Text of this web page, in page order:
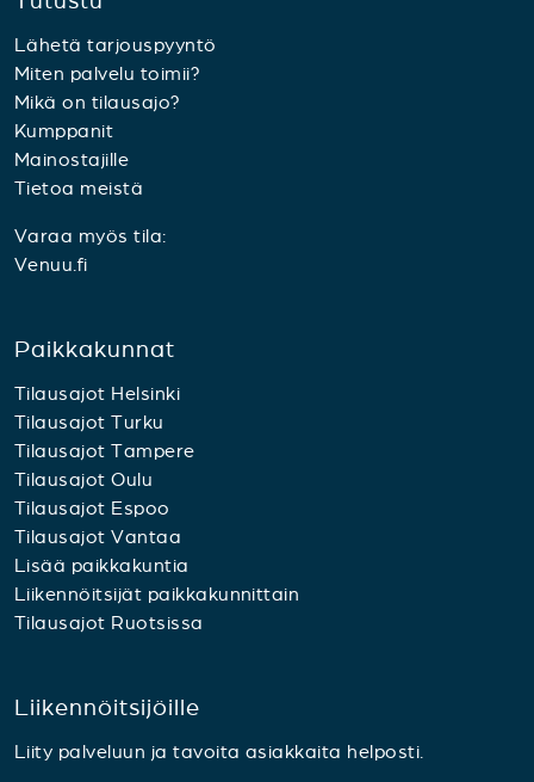
Lähetä tarjouspyyntö
Miten palvelu toimii?
Mikä on tilausajo?
Kumppanit
Mainostajille
Tietoa meistä
Varaa myös tila:
Venuu.fi
Paikkakunnat
Tilausajot Helsinki
Tilausajot Turku
Tilausajot Tampere
Tilausajot Oulu
Tilausajot Espoo
Tilausajot Vantaa
Lisää paikkakuntia
Liikennöitsijät paikkakunnittain
Tilausajot Ruotsissa
Liikennöitsijöille
Liity palveluun ja tavoita asiakkaita helposti.